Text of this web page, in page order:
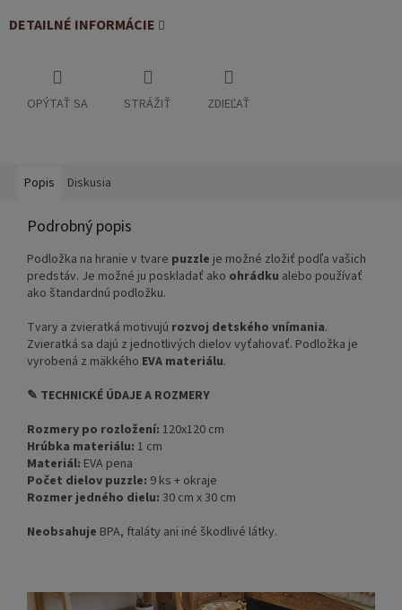
DETAILNÉ INFORMÁCIE
OPÝTAŤ SA STRÁŽIŤ ZDIEĽAŤ
Popis Diskusia
Podrobný popis
Podložka na hranie v tvare puzzle je možné zložiť podľa vašich
predstáv. Je možné ju poskladať ako ohrádku alebo používať
ako štandardnú podložku.
Tvary a zvieratká motivujú rozvoj detského vnímania.
Zvieratká sa dajú z jednotlivých dielov vyťahovať. Podložka je
vyrobená z mäkkého EVA materiálu.
✎ TECHNICKÉ ÚDAJE A ROZMERY
Rozmery po rozložení: 120x120 cm
Hrúbka materiálu: 1 cm
Materiál: EVA pena
Počet dielov puzzle: 9 ks + okraje
Rozmer jedného dielu: 30 cm x 30 cm
Neobsahuje BPA, ftaláty ani iné škodlivé látky.